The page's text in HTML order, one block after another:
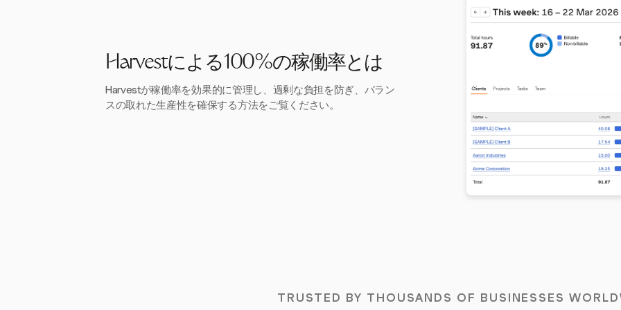
Harvestによる100%の稼働率とは
Harvestが稼働率を効果的に管理し、過剰な負担を防ぎ、バラン
スの取れた生産性を確保する方法をご覧ください。
TRUSTED BY THOUSANDS OF BUSINESSES